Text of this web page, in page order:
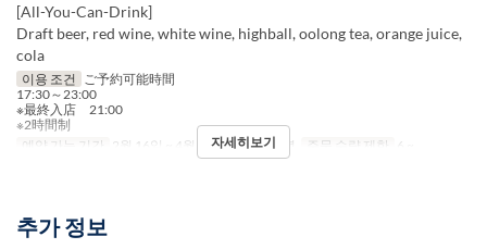
[All-You-Can-Drink]
Draft beer, red wine, white wine, highball, oolong tea, orange juice,
cola
이용 조건
ご予約可能時間
17:30～23:00
※最終入店 21:00
※2時間制
예약 가능 기간
2월 16일 ~ 4월 28일 식사 저녁 주문 수량 제한 6 ~
자세히보기
추가 정보